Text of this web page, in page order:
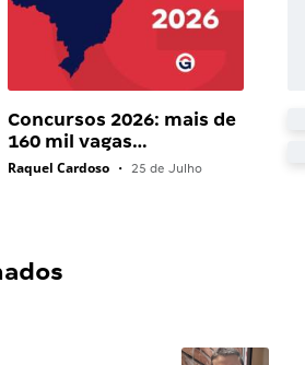
Concursos 2026: mais de
160 mil vagas…
Raquel Cardoso • 25 de Julho